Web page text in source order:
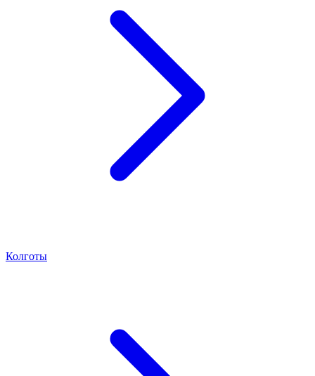
Колготы